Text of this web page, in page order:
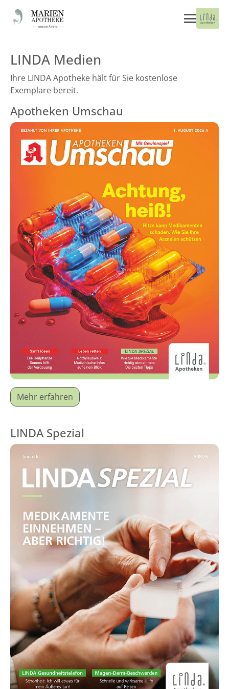
LINDA Medien
Ihre LINDA Apotheke hält für Sie kostenlose
Exemplare bereit.
Apotheken Umschau
Mehr erfahren
LINDA Spezial